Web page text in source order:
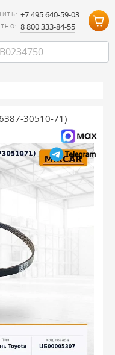
+7 495 640-59-03
8 800 333-84-55
30510-71)